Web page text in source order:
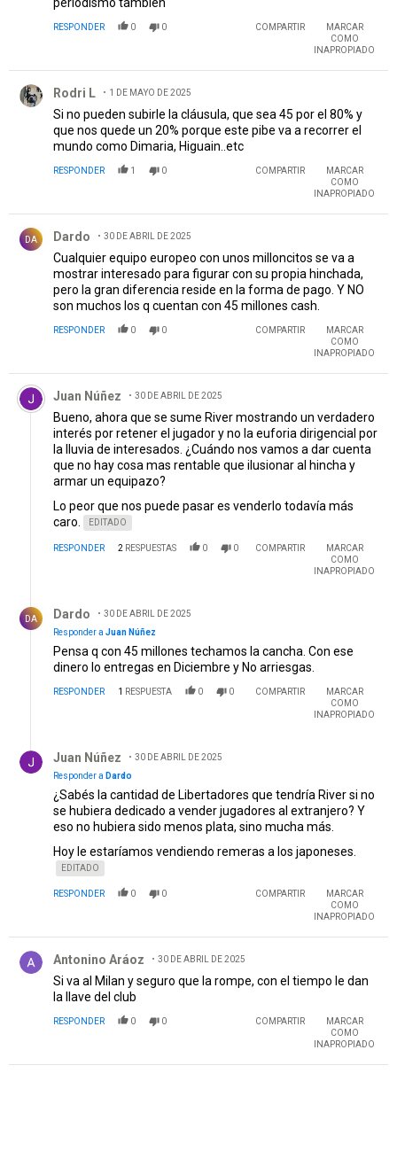
RESPONDER 0 0 COMPARTIR
MARCAR
COMO
INAPROPIADO
Rodri L 1 DE MAYO DE 2025
Si no pueden subirle la cláusula, que sea 45 por el 80% y
que nos quede un 20% porque este pibe va a recorrer el
mundo como Dimaria, Higuain..etc
RESPONDER 1 0 COMPARTIR
MARCAR
COMO
INAPROPIADO
DA Dardo 30 DE ABRIL DE 2025
Cualquier equipo europeo con unos milloncitos se va a
mostrar interesado para figurar con su propia hinchada,
pero la gran diferencia reside en la forma de pago. Y NO
son muchos los q cuentan con 45 millones cash.
RESPONDER 0 0 COMPARTIR
MARCAR
COMO
INAPROPIADO
Comentario de Juan Núñez.
Juan Núñez 30 DE ABRIL DE 2025
Bueno, ahora que se sume River mostrando un verdadero
interés por retener el jugador y no la euforia dirigencial por
la lluvia de interesados. ¿Cuándo nos vamos a dar cuenta
que no hay cosa mas rentable que ilusionar al hincha y
armar un equipazo?
Lo peor que nos puede pasar es venderlo todavía más
caro.
EDITADO
RESPONDER 2 RESPUESTAS 0 0 COMPARTIR
MARCAR
COMO
INAPROPIADO
DA Dardo
30 DE ABRIL DE 2025
Responder a Juan Núñez
Pensa q con 45 millones techamos la cancha. Con ese
dinero lo entregas en Diciembre y No arriesgas.
RESPONDER 1 RESPUESTA 0 0 COMPARTIR
MARCAR
COMO
INAPROPIADO
Juan Núñez
30 DE ABRIL DE 2025
Responder a Dardo
¿Sabés la cantidad de Libertadores que tendría River si no
se hubiera dedicado a vender jugadores al extranjero? Y
eso no hubiera sido menos plata, sino mucha más.
Hoy le estaríamos vendiendo remeras a los japoneses.
EDITADO
RESPONDER 0 0 COMPARTIR
MARCAR
COMO
INAPROPIADO
Antonino Aráoz 30 DE ABRIL DE 2025
Si va al Milan y seguro que la rompe, con el tiempo le dan
la llave del club
RESPONDER 0 0 COMPARTIR
MARCAR
COMO
INAPROPIADO